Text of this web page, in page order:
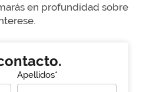
en profundidad sobre
Apellidos*